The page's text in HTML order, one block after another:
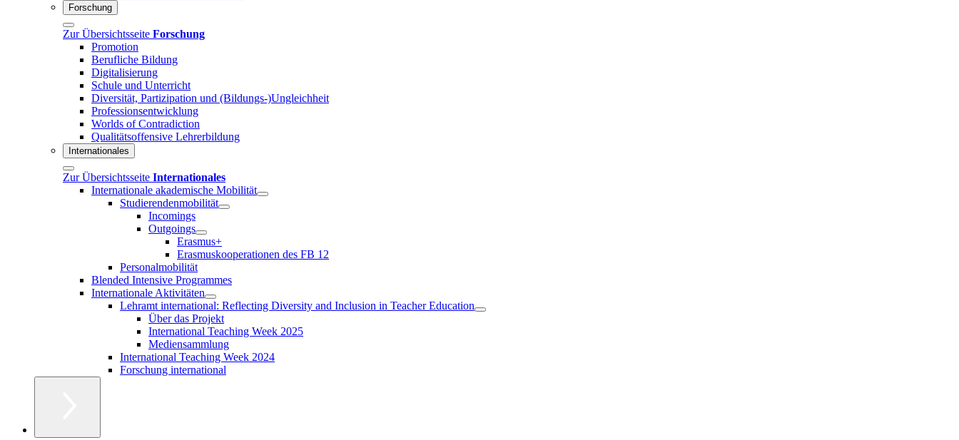
Forschung
Zur Übersichtsseite Forschung
Promotion
Berufliche Bildung
Digitalisierung
Schule und Unterricht
Diversität, Partizipation und (Bildungs-)Ungleichheit
Professionsentwicklung
Worlds of Contradiction
Qualitätsoffensive Lehrerbildung
Internationales
Zur Übersichtsseite Internationales
Internationale akademische Mobilität
Studierendenmobilität
Incomings
Outgoings
Erasmus+
Erasmuskooperationen des FB 12
Personalmobilität
Blended Intensive Programmes
Internationale Aktivitäten
Lehramt international: Reflecting Diversity and Inclusion in Teacher Education
Über das Projekt
International Teaching Week 2025
Mediensammlung
International Teaching Week 2024
Forschung international